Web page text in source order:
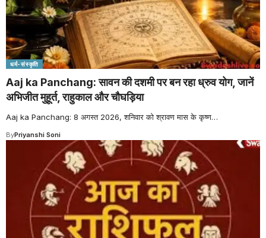
धर्म-संस्कृति
Aaj ka Panchang: सावन की दशमी पर बन रहा ध्रुव योग, जानें
अभिजीत मुहूर्त, राहुकाल और चौघड़िया
Aaj ka Panchang: 8 अगस्त 2026, शनिवार को श्रावण मास के कृष्ण…
ByPriyanshi Soni